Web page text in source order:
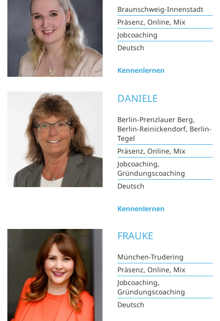
Braunschweig-Innenstadt
Präsenz, Online, Mix
Jobcoaching
Deutsch
Kennenlernen
DANIELE
Berlin-Prenzlauer Berg,
Berlin-Reinickendorf, Berlin-
Tegel
Präsenz, Online, Mix
Jobcoaching,
Gründungscoaching
Deutsch
Kennenlernen
FRAUKE
München-Trudering
Präsenz, Online, Mix
Jobcoaching,
Gründungscoaching
Deutsch